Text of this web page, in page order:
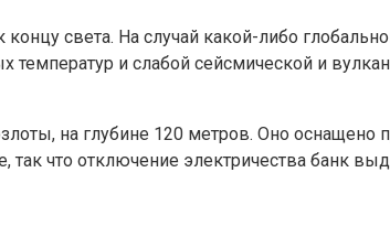
концу света. На случай какой-либо
температур и слабой сейсмической и
на глубине 120 метров. Оно
так что отключение электричества банк